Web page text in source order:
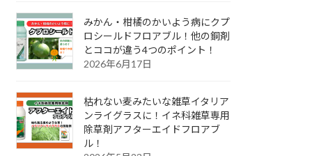
みかん・柑橘のかいよう病にクプ
ロシールドフロアブル！他の銅剤
とココが違う4つのポイント！
2026年6月17日
枯れない麦みたいな雑草イタリア
ンライグラスに！イネ科雑草専用
除草剤アフターエイドフロアブ
ル！